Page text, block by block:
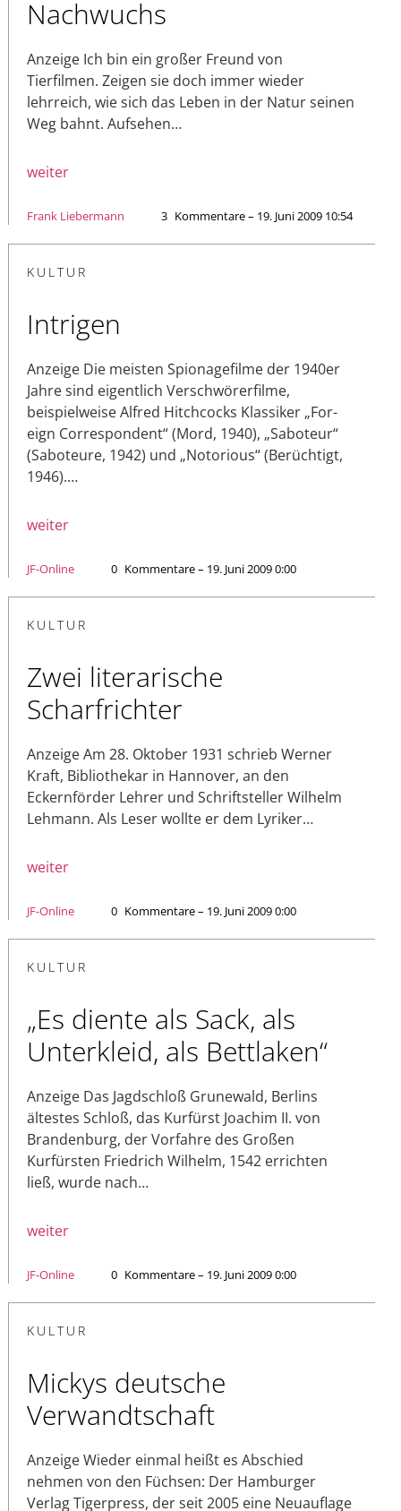
Nachwuchs
Anzeige Ich bin ein großer Freund von
Tierfilmen. Zeigen sie doch immer wieder
lehrreich, wie sich das Leben in der Natur seinen
Weg bahnt. Aufsehen…
weiter
Frank Liebermann 3 Kommentare – 19. Juni 2009 10:54
KULTUR
Intrigen
Anzeige Die meisten Spionagefilme der 1940er
Jahre sind eigentlich Verschwörerfilme,
beispielweise Alfred Hitchcocks Klassiker „For­
eign Correspondent“ (Mord, 1940), „Saboteur“
(Saboteure, 1942) und „Notorious“ (Berüchtigt,
1946).…
weiter
JF-Online 0 Kommentare – 19. Juni 2009 0:00
KULTUR
Zwei literarische
Scharfrichter
Anzeige Am 28. Oktober 1931 schrieb Werner
Kraft, Bibliothekar in Hannover, an den
Eckernförder Lehrer und Schriftsteller Wilhelm
Lehmann. Als Leser wollte er dem Lyriker…
weiter
JF-Online 0 Kommentare – 19. Juni 2009 0:00
KULTUR
„Es diente als Sack, als
Unterkleid, als Bettlaken“
Anzeige Das Jagdschloß Grunewald, Berlins
ältestes Schloß, das Kurfürst Joachim II. von
Brandenburg, der Vorfahre des Großen
Kurfürsten Friedrich Wilhelm, 1542 errichten
ließ, wurde nach…
weiter
JF-Online 0 Kommentare – 19. Juni 2009 0:00
KULTUR
Mickys deutsche
Verwandtschaft
Anzeige Wieder einmal heißt es Abschied
nehmen von den Füchsen: Der Hamburger
Verlag Tigerpress, der seit 2005 eine Neuauflage